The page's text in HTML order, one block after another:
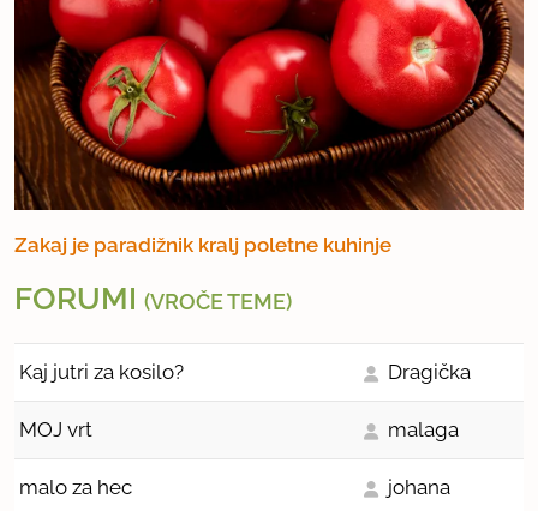
Zakaj je paradižnik kralj poletne kuhinje
FORUMI (VROČE TEME)
Kaj jutri za kosilo? Dragička
MOJ vrt malaga
malo za hec johana